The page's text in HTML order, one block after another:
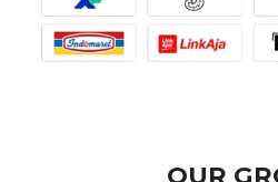
OUR